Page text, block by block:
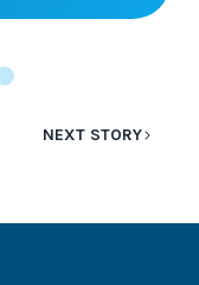
NEXT STORY